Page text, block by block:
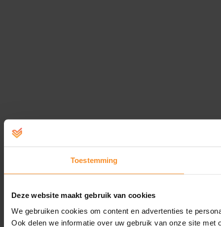
Toestemming
Deze website maakt gebruik van cookies
We gebruiken cookies om content en advertenties te
Ook delen we informatie over uw gebruik van onze site